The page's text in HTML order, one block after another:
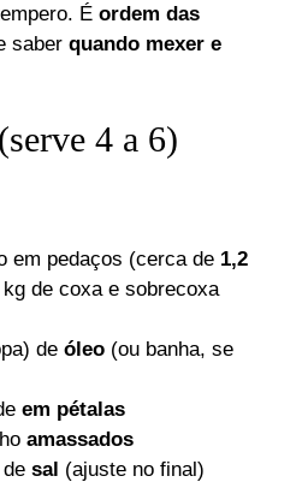
É ordem das
saber quando mexer e
4 a 6)
em pedaços (cerca de 1,2
de coxa e sobrecoxa
de óleo (ou banha, se
em pétalas
amassados
sal (ajuste no final)